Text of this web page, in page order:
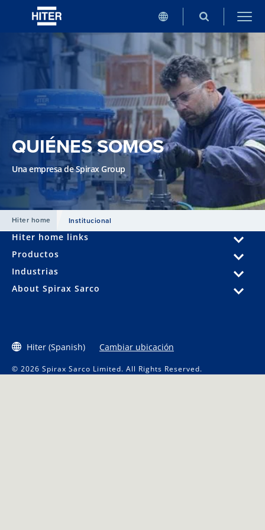
QUIÉNES SOMOS
Una empresa de Spirax Group
Hiter home Institucional
Hiter home links
Productos
Industrias
About Spirax Sarco
Hiter (Spanish) Cambiar ubicación
© 2026 Spirax Sarco Limited. All Rights Reserved.